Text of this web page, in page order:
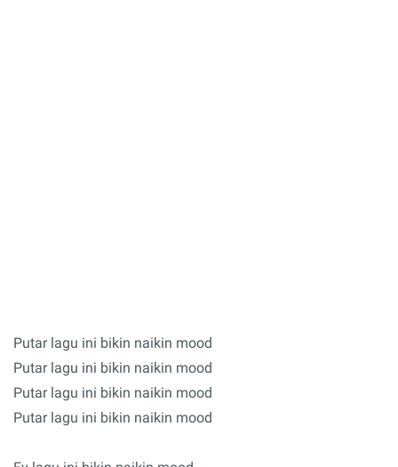
Putar lagu ini bikin naikin mood
Putar lagu ini bikin naikin mood
Putar lagu ini bikin naikin mood
Putar lagu ini bikin naikin mood